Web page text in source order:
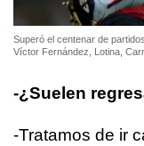
Superó el centenar de
Víctor Fernández, Lotina,
-¿Suelen
-Tratamos de ir